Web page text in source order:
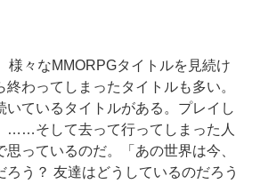
々なMMORPGタイトルを見続け
わってしまったタイトルも多い。
いているタイトルがある。プレイし
……そして去って行ってしまった人
っているのだ。「あの世界は今、
ろう？ 友達はどうしているのだろう